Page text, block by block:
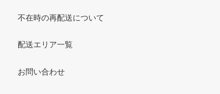
不在時の再配送について
配送エリア一覧
お問い合わせ